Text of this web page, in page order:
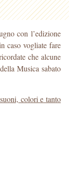
con l’edizione
caso vogliate fare
che alcune
Musica sabato
colori e tanto